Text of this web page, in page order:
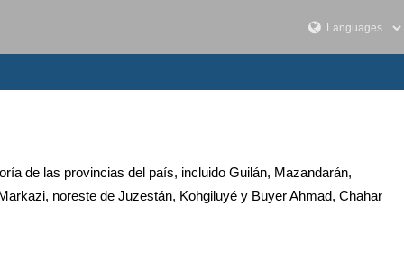
de las provincias del país, incluido Guilán, Mazandarán,
noreste de Juzestán, Kohgiluyé y Buyer Ahmad, Chahar